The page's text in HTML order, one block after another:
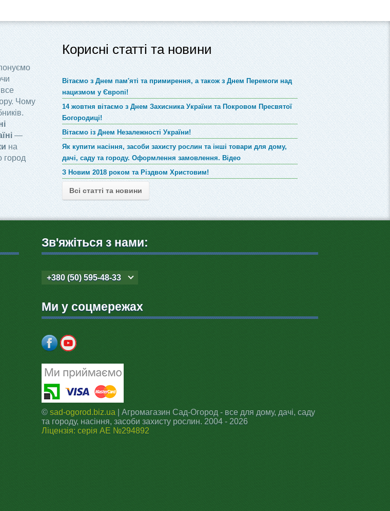
Чому
—
на
город
Корисні статті та новини
Вітаємо з Днем пам'яті та примирення, а також з Днем Перемоги над
нацизмом у Європі!
14 жовтня вітаємо з Днем Захисника України та Покровом Пресвятої
Богородиці!
Вітаємо із Днем Незалежності України!
Як купити насіння, засоби захисту рослин та інші товари для дому,
дачі, саду та городу. Оформлення замовлення. Відео
З Новим 2018 роком та Різдвом Христовим!
Всі статті та новини
Зв'яжіться з нами:
+380 (50) 595-48-33
Ми у соцмережах
© sad-ogorod.biz.ua | Агромагазин Сад-Огород - все для дому, дачі, саду
та городу, насіння, засоби захисту рослин. 2004 - 2026
Ліцензія: серія АЕ №294892